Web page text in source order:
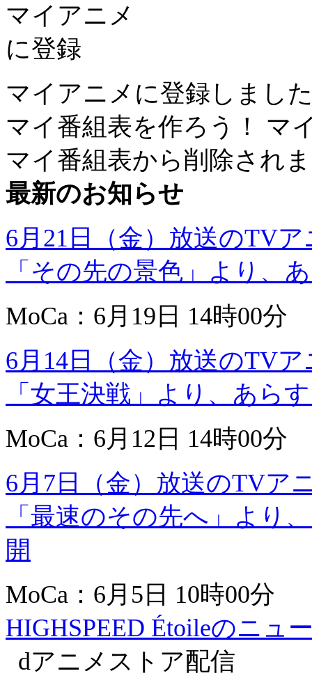
マイアニメ
に登録
マイアニメに登録しまし
マイ番組表を作ろう！
マ
マイ番組表から削除され
最新のお知らせ
6月21日（金）放送のTVア
「その先の景色」より、
MoCa：6月19日 14時00分
6月14日（金）放送のTVア
「女王決戦」より、あら
MoCa：6月12日 14時00分
6月7日（金）放送のTVア
「最速のその先へ」より
開
MoCa：6月5日 10時00分
HIGHSPEED Étoileのニュ
dアニメストア配信